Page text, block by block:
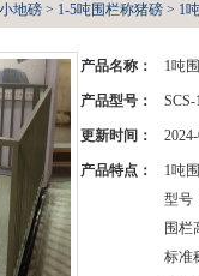
地磅 > 1-5吨围栏称猪磅 > 1
产品名称： 1吨
产品型号： SCS-
更新时间：
产品特点：
1吨
型号
围栏
标准